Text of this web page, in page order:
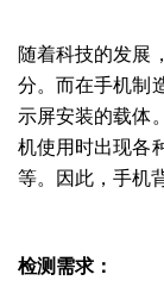
随着科技的发展
分。而在手机制
示屏安装的载体
机使用时出现各
等。因此，手机
检测需求：